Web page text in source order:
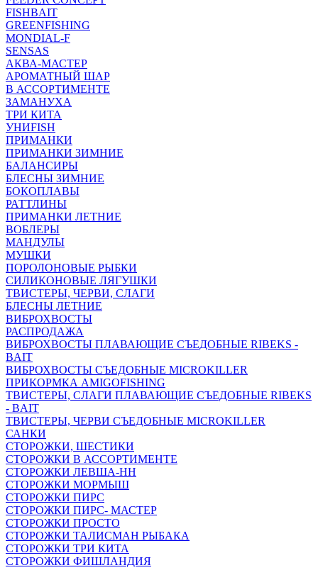
FISHBAIT
GREENFISHING
MONDIAL-F
SENSAS
АКВА-МАСТЕР
АРОМАТНЫЙ ШАР
В АССОРТИМЕНТЕ
ЗАМАНУХА
ТРИ КИТА
УНИFISH
ПРИМАНКИ
ПРИМАНКИ ЗИМНИЕ
БАЛАНСИРЫ
БЛЕСНЫ ЗИМНИЕ
БОКОПЛАВЫ
РАТТЛИНЫ
ПРИМАНКИ ЛЕТНИЕ
ВОБЛЕРЫ
МАНДУЛЫ
МУШКИ
ПОРОЛОНОВЫЕ РЫБКИ
СИЛИКОНОВЫЕ ЛЯГУШКИ
ТВИСТЕРЫ, ЧЕРВИ, СЛАГИ
БЛЕСНЫ ЛЕТНИЕ
ВИБРОХВОСТЫ
РАСПРОДАЖА
ВИБРОХВОСТЫ ПЛАВАЮЩИЕ СЪЕДОБНЫЕ RIBEKS -
BAIT
ВИБРОХВОСТЫ СЪЕДОБНЫЕ MICROKILLER
ПРИКОРМКА AMIGOFISHING
ТВИСТЕРЫ, СЛАГИ ПЛАВАЮЩИЕ СЪЕДОБНЫЕ RIBEKS
- BAIT
ТВИСТЕРЫ, ЧЕРВИ СЪЕДОБНЫЕ MICROKILLER
САНКИ
СТОРОЖКИ, ШЕСТИКИ
СТОРОЖКИ В АССОРТИМЕНТЕ
СТОРОЖКИ ЛЕВША-НН
СТОРОЖКИ МОРМЫШ
СТОРОЖКИ ПИРС
СТОРОЖКИ ПИРС- МАСТЕР
СТОРОЖКИ ПРОСТО
СТОРОЖКИ ТАЛИСМАН РЫБАКА
СТОРОЖКИ ТРИ КИТА
СТОРОЖКИ ФИШЛАНДИЯ